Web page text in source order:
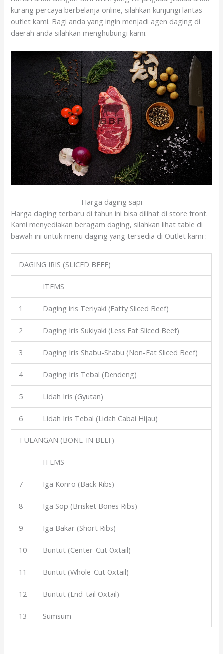
kurang percaya berbelanja online, silahkan kunjungi lantas
outlet kami. Bagi anda yang ingin menjadi agen daging di
daerah anda silahkan menghubungi kami.
Harga daging sapi
Harga daging terbaru di tahun ini bisa dilihat di store front.
Kami menyediakan beragam daging, silahkan lihat table di
bawah ini untuk menu daging yang tersedia di Outlet kami :
DAGING IRIS (SLICED BEEF)
ITEMS
1 Daging iris Teriyaki (Fatty Sliced Beef)
2 Daging Iris Sukiyaki (Less Fat Sliced Beef)
3 Daging Iris Shabu-Shabu (Non-Fat Sliced Beef)
4 Daging Iris Tebal (Dendeng)
5 Lidah Iris (Gyutan)
6 Lidah Iris Tebal (Lidah Cabai Hijau)
TULANGAN (BONE-IN BEEF)
ITEMS
7 Iga Konro (Back Ribs)
8 Iga Sop (Brisket Bones Ribs)
9 Iga Bakar (Short Ribs)
10 Buntut (Center-Cut Oxtail)
11 Buntut (Whole-Cut Oxtail)
12 Buntut (End-tail Oxtail)
13 Sumsum